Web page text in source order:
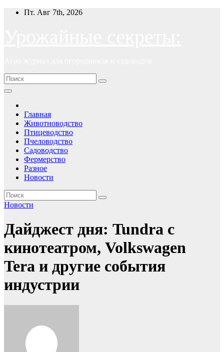
ПерейтиПт. Авг 7th, 2026
Главная
Животноводство
Птицеводство
Пчеловодство
Садоводство
Фермерство
Разное
Новости
Новости
Дайджест дня: Tundra с
кинотеатром, Volkswagen
Tera и другие события
индустрии